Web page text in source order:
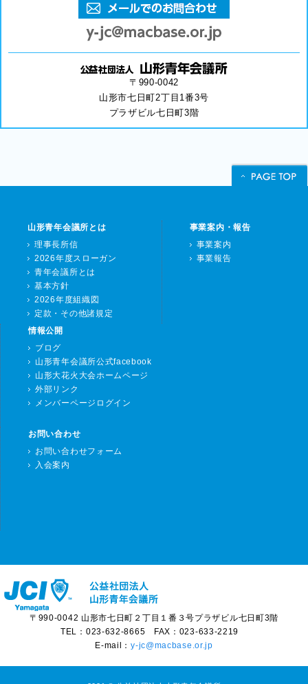
〒990-0042
山形市七日町2丁目1番3号
プラザビル七日町3階
山形青年会議所とは
理事長所信
2026年度スローガン
青年会議所とは
基本方針
2026年度組織図
定款・その他諸規定
事業案内・報告
事業案内
事業報告
情報公開
ブログ
山形青年会議所公式facebook
山形大花火大会ホームページ
外部リンク
メンバーページログイン
お問い合わせ
お問い合わせフォーム
入会案内
〒990-0042 山形市七日町２丁目１番３号プラザビル七日町3階
TEL：023-632-8665 FAX：023-633-2219
E-mail：y-jc@macbase.or.jp